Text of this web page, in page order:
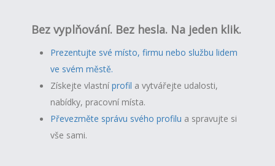
Bez vyplňování. Bez hesla. Na jeden klik.
Prezentujte své místo, firmu nebo službu lidem
ve svém městě.
Získejte vlastníprofil a vytvářejte udalosti,
nabídky, pracovní místa.
Převezměte správu svého profilu a spravujte si
vše sami.